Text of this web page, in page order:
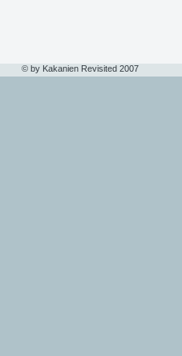
© by Kakanien Revisited 2007